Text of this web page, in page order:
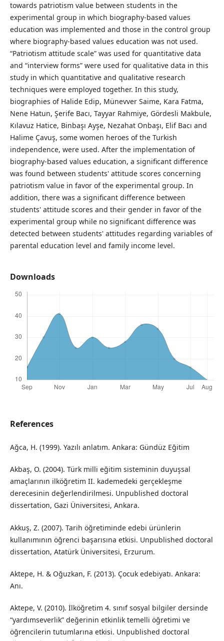
towards patriotism value between students in the
experimental group in which biography-based values
education was implemented and those in the control group
where biography-based values education was not used.
“Patriotism attitude scale” was used for quantitative data
and “interview forms” were used for qualitative data in this
study in which quantitative and qualitative research
techniques were employed together. In this study,
biographies of Halide Edip, Münevver Saime, Kara Fatma,
Nene Hatun, Şerife Bacı, Tayyar Rahmiye, Gördesli Makbule,
Kılavuz Hatice, Binbaşı Ayşe, Nezahat Onbaşı, Elif Bacı and
Halime Çavuş, some women heroes of the Turkish
independence, were used. After the implementation of
biography-based values education, a significant difference
was found between students' attitude scores concerning
patriotism value in favor of the experimental group. In
addition, there was a significant difference between
students' attitude scores and their gender in favor of the
experimental group while no significant difference was
detected between students' attitudes regarding variables of
parental education level and family income level.
Downloads
References
Ağca, H. (1999). Yazılı anlatım. Ankara: Gündüz Eğitim
Akbaş, O. (2004). Türk milli eğitim sisteminin duyuşsal
amaçlarının ilköğretim II. kademedeki gerçekleşme
derecesinin değerlendirilmesi. Unpublished doctoral
dissertation, Gazi Üniversitesi, Ankara.
Akkuş, Z. (2007). Tarih öğretiminde edebi ürünlerin
kullanımının öğrenci başarısına etkisi. Unpublished doctoral
dissertation, Atatürk Üniversitesi, Erzurum.
Aktepe, H. & Oğuzkan, F. (2013). Çocuk edebiyatı. Ankara:
Anı.
Aktepe, V. (2010). İlköğretim 4. sınıf sosyal bilgiler dersinde
“yardımseverlik” değerinin etkinlik temelli öğretimi ve
öğrencilerin tutumlarına etkisi. Unpublished doctoral